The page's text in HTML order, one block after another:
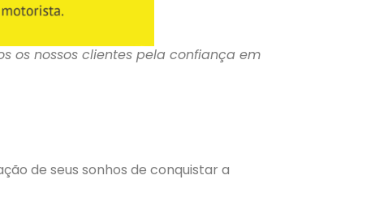
os nossos clientes pela confiança em
de seus sonhos de conquistar a